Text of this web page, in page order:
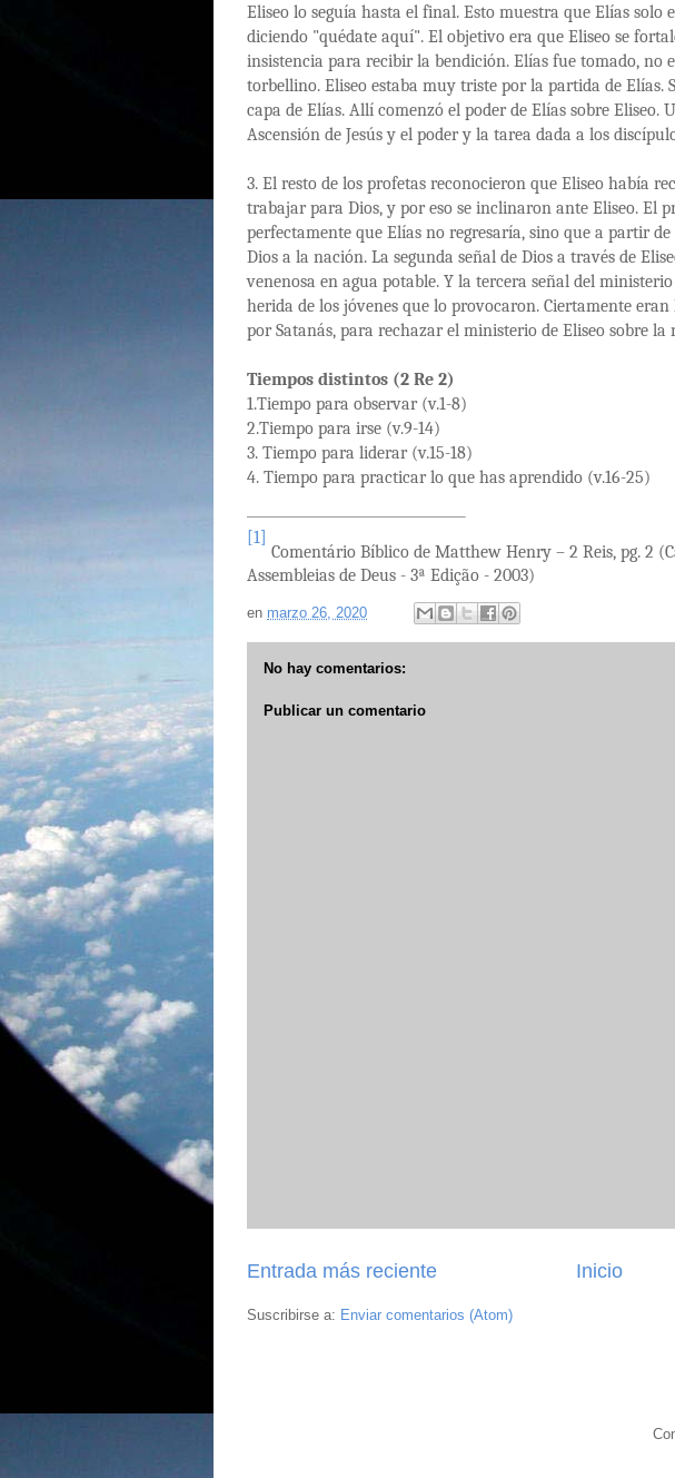
Eliseo lo seguía hasta el final. Esto muestra que Elías solo
diciendo "quédate aquí". El objetivo era que Eliseo se
insistencia para recibir la bendición. Elías fue tomado, no
torbellino. Eliseo estaba muy triste por la partida de Elías.
capa de Elías. Allí comenzó el poder de Elías sobre
Ascensión de Jesús y el poder y la tarea dada a los
3. El resto de los profetas reconocieron que Eliseo había
trabajar para Dios, y por eso se inclinaron ante Eliseo. El
perfectamente que Elías no regresaría, sino que a partir
Dios a la nación. La segunda señal de Dios a través de
venenosa en agua potable. Y la tercera señal del
herida de los jóvenes que lo provocaron. Ciertamente
por Satanás, para rechazar el ministerio de Eliseo sobre la
Tiempos distintos (2 Re 2)
1.Tiempo para observar (v.1-8)
2.Tiempo para irse (v.9-14)
3. Tiempo para liderar (v.15-18)
4. Tiempo para practicar lo que has aprendido (v.16-25)
[1]
Comentário Bíblico de Matthew Henry – 2 Reis, pg. 2
Assembleias de Deus - 3ª Edição - 2003)
en marzo 26, 2020
No hay comentarios:
Publicar un comentario
Entrada más reciente Inicio
Suscribirse a: Enviar comentarios (Atom)